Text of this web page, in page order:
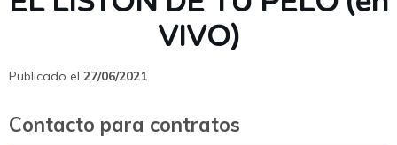
VIVO)
Publicado el 27/06/2021
Contacto para contratos